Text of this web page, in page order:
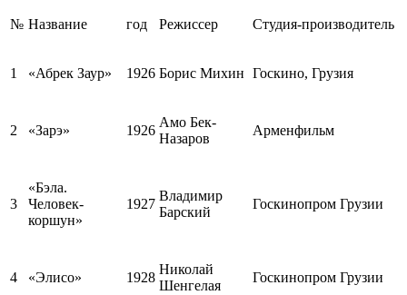
№ Название год Режиссер Студия-производитель
1 «Абрек Заур» 1926 Борис Михин Госкино, Грузия
2 «Зарэ» 1926
Амо Бек-
Назаров
Арменфильм
3
«Бэла.
Человек-
коршун»
1927
Владимир
Барский
Госкинопром Грузии
4 «Элисо» 1928
Николай
Шенгелая
Госкинопром Грузии